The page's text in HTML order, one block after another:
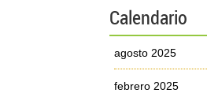
Calendario
agosto 2025
febrero 2025